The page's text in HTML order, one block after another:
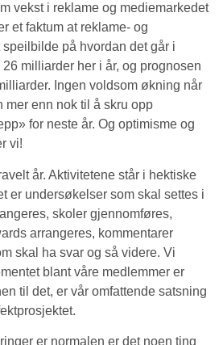
vekst i reklame og mediemarkedet
et faktum at reklame- og
på hvordan det går i
milliarder her i år, og prognosen
Ingen voldsom økning når
mer enn nok til å skru opp
for neste år. Og optimisme og
vi!
år. Aktivitetene står i hektiske
er undersøkelser som skal settes i
skoler gjennomføres,
arrangeres, kommentarer
skal ha svar og så videre. Vi
blant våre medlemmer er
til det, er vår omfattende satsning
er normalen er det noen ting